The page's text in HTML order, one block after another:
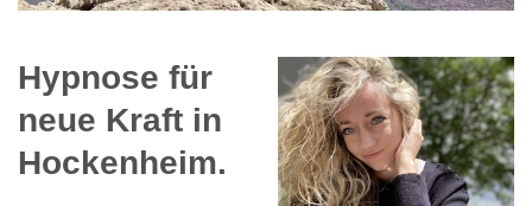
Hypnose für
neue Kraft in
Hockenheim.